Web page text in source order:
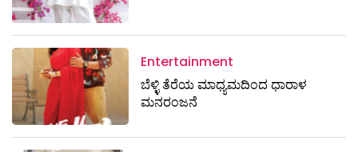
Entertainment
ಬೆಳ್ಳಿ ತೆರೆಯ ಮಾಧ್ಯಮದಿಂದ ಧಾರಾಳ
ಮನರಂಜನೆ